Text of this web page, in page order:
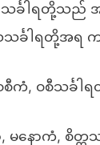
သင်္ခါရတို့သည်
ခါရတို့အရ ကာ
စီကံ, ဝစီသင်္ခ
, မနောကံ, စိ